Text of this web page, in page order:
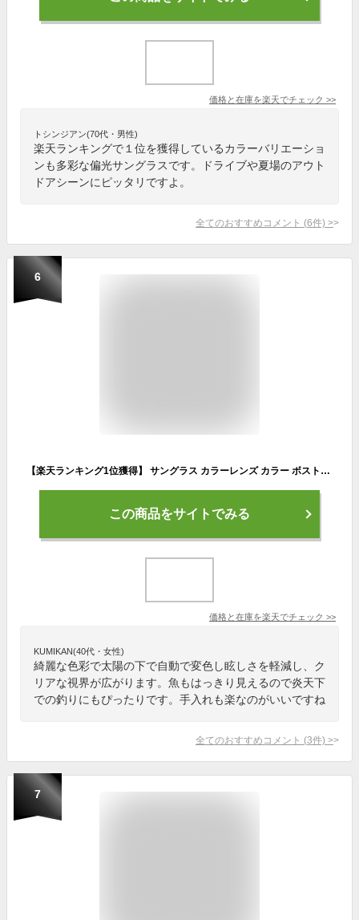
価格と在庫を楽天でチェック >>
トシンジアン(70代・男性)
楽天ランキングで１位を獲得しているカラーバリエーショ
ンも多彩な偏光サングラスです。ドライブや夏場のアウト
ドアシーンにピッタリですよ。
全てのおすすめコメント (6件) >
6
【楽天ランキング1位獲得】 サングラス カラーレンズ カラー ボストン 偏光 調光 メンズ レディース おしゃれ 釣り 人気 運転 UVカット 人気 スポーツ 運転 ドライブ 紫外線カット 変色 メガネ 眼鏡 ブルー パープル ピンク ラウンド
この商品をサイトでみる
価格と在庫を楽天でチェック >>
KUMIKAN(40代・女性)
綺麗な色彩で太陽の下で自動で変色し眩しさを軽減し、ク
リアな視界が広がります。魚もはっきり見えるので炎天下
での釣りにもぴったりです。手入れも楽なのがいいですね
全てのおすすめコメント (3件) >
7